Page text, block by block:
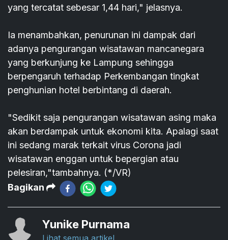
yang tercatat sebesar 1,44 hari," jelasnya.
Ia menambahkan, penurunan ini dampak dari
adanya pengurangan wisatawan mancanegara
yang berkunjung ke Lampung sehingga
berpengaruh terhadap Perkembangan tingkat
penghunian hotel berbintang di daerah.
"Sedikit saja pengurangan wisatawan asing maka
akan berdampak untuk ekonomi kita. Apalagi saat
ini sedang marak terkait virus Corona jadi
wisatawan enggan untuk bepergian atau
pelesiran,"tambahnya. (*/VR)
Bagikan
Yunike Purnama
Lihat semua artikel